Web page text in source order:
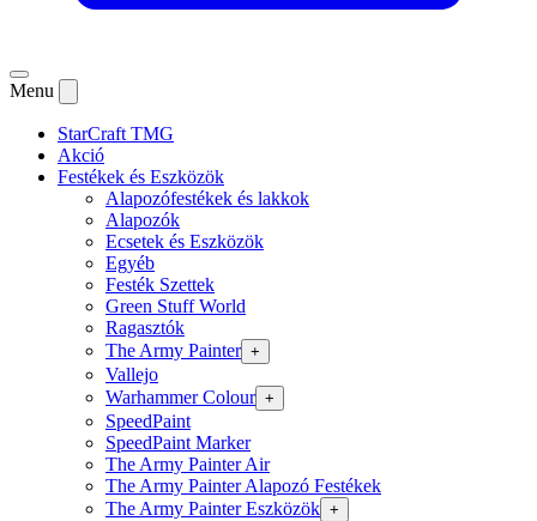
Menu
StarCraft TMG
Akció
Festékek és Eszközök
Alapozófestékek és lakkok
Alapozók
Ecsetek és Eszközök
Egyéb
Festék Szettek
Green Stuff World
Ragasztók
The Army Painter +
Vallejo
Warhammer Colour +
SpeedPaint
SpeedPaint Marker
The Army Painter Air
The Army Painter Alapozó Festékek
The Army Painter Eszközök +